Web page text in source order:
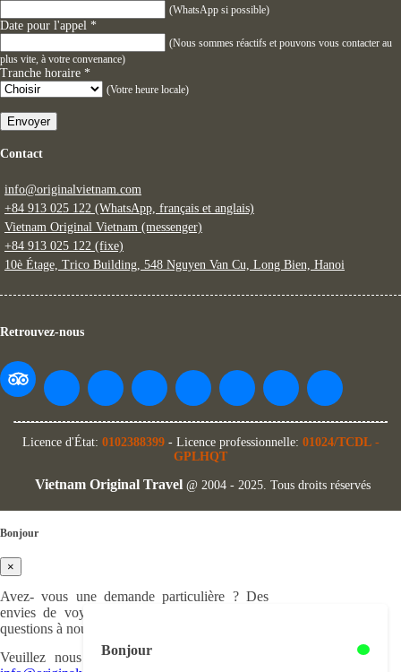
(WhatsApp si possible)
Date pour l'appel *
(Nous sommes réactifs et pouvons vous contacter au
plus vite, à votre convenance)
Tranche horaire *
(Votre heure locale)
Envoyer
Contact
info@originalvietnam.com
+84 913 025 122 (WhatsApp, français et anglais)
Vietnam Original Vietnam (messenger)
+84 913 025 122 (fixe)
10è Étage, Trico Building, 548 Nguyen Van Cu, Long Bien, Hanoi
Retrouvez-nous
Licence d'État: 0102388399 - Licence professionnelle: 01024/TCDL-
GPLHQT
Vietnam Original Travel@ 2004 - 2025. Tous droits réservés
Bonjour
Bonjour
×
Avez- vous une demande particulière ? Des
envies de voyage à partager ? Ou bien des
questions à nous poser ?
Veuillez nous nous écrire à cette adresse :